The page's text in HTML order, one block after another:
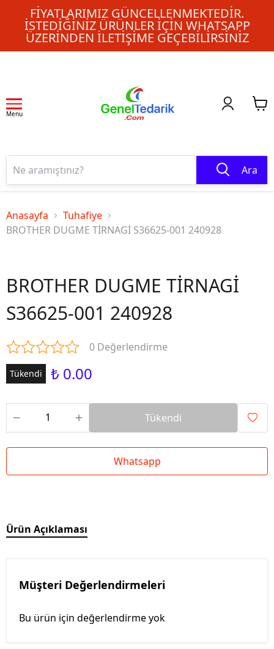
FIYATLARIMIZ GÜNCELLENMEKTEDIR.
İSTEDIĞINIZ ÜRÜNLER IÇIN WHATSAPP
ÜZERINDEN ILETIŞIME GEÇEBILIRSINIZ
Menu
Ara
Anasayfa
Tuhafiye
BROTHER DUGME TİRNAGİ S36625-001 240928
BROTHER DUGME TİRNAGİ
S36625-001 240928
0 Değerlendirme
Tükendi ₺ 0.00
Tükendi
Whatsapp
Ürün Açıklaması
Müşteri Değerlendirmeleri
Bu ürün için değerlendirme yok